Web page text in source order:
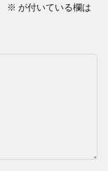
※ が付いている欄は